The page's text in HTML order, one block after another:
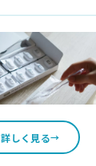
詳しく見る